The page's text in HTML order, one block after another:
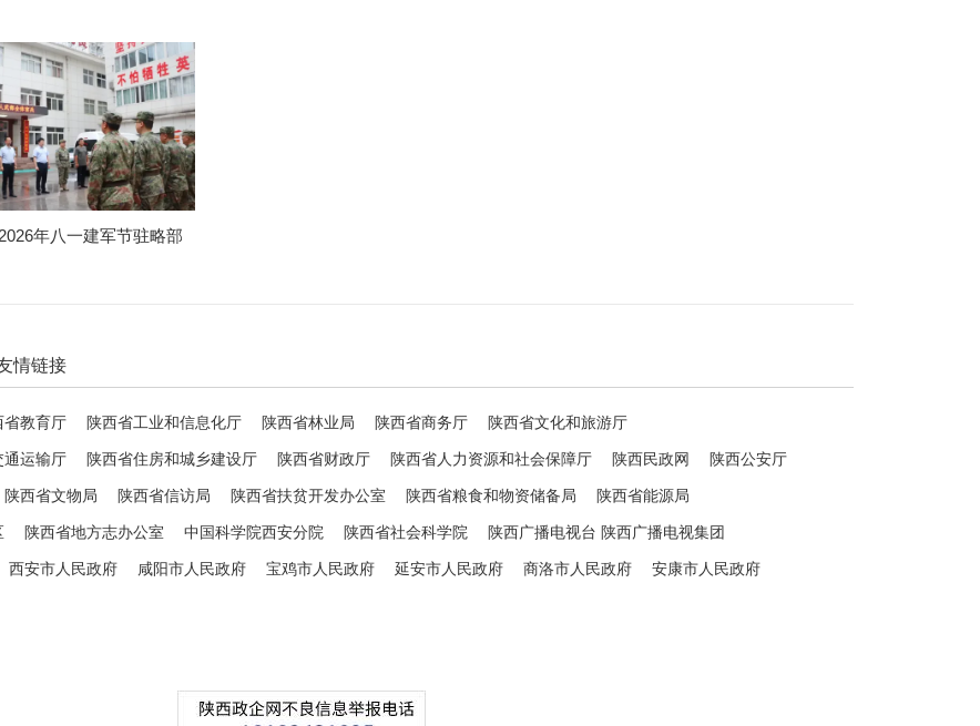
年八一建军节驻略部
情链接
省教育厅 陕西省工业和信息化厅 陕西省林业局 陕西省商务厅 陕西省文化和旅游厅
通运输厅 陕西省住房和城乡建设厅 陕西省财政厅 陕西省人力资源和社会保障厅 陕西民政网 陕西公安厅
陕西省文物局 陕西省信访局 陕西省扶贫开发办公室 陕西省粮食和物资储备局 陕西省能源局
陕西省地方志办公室 中国科学院西安分院 陕西省社会科学院 陕西广播电视台 陕西广播电视集团
西安市人民政府 咸阳市人民政府 宝鸡市人民政府 延安市人民政府 商洛市人民政府 安康市人民政府